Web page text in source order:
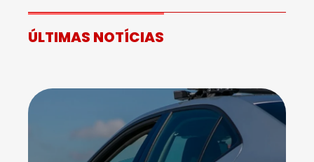
ÚLTIMAS NOTÍCIAS